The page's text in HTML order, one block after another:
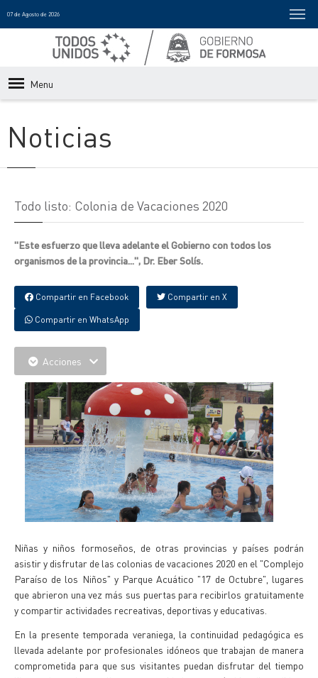
07 de Agosto de 2026
Menu
Noticias
Todo listo: Colonia de Vacaciones 2020
"Este esfuerzo que lleva adelante el Gobierno con todos los
organismos de la provincia...", Dr. Eber Solís.
Compartir en Facebook Compartir en X
Compartir en WhatsApp
Acciones
Niñas y niños formoseños, de otras provincias y países podrán
asistir y disfrutar de las colonias de vacaciones 2020 en el "Complejo
Paraíso de los Niños" y Parque Acuático "17 de Octubre", lugares
que abrieron una vez más sus puertas para recibirlos gratuitamente
y compartir actividades recreativas, deportivas y educativas.
En la presente temporada veraniega, la continuidad pedagógica es
llevada adelante por profesionales idóneos que trabajan de manera
comprometida para que sus visitantes puedan disfrutar del tiempo